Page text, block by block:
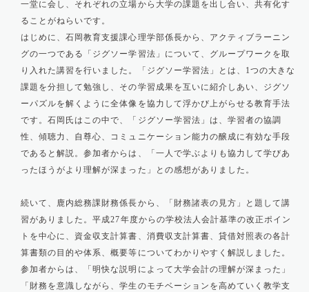
一堂に会し、それぞれの立場から大学の課題を出し合い、共有化す
ることがねらいです。
はじめに、石岡教育支援課心理学部係長から、アクティブラーニン
グの一つである「ジグソー学習法」について、グループワークを取
り入れた講習を行いました。「ジグソー学習法」とは、
1つの大きな
課題を分担して勉強し、その学習成果を互いに紹介しあい、ジグソ
ーパズルを解くように全体像を協力して浮かび上がらせる教育手法
です。石岡氏はこの中で、「ジグソー学習法」は、学習者の協調
性、傾聴力、自尊心、コミュニケーション能力の醸成に有効な手段
であると解説。参加者からは、「一人で学ぶよりも協力して学びあ
ったほうがより理解が深まった」との感想がありました。
続いて、鹿内総務課財務係長から、「財務諸表の見方」と題して講
習がありました。平成27年度からの学校法人会計基準の改正ポイン
トを中心に、資金収支計算書、消費収支計算書、貸借対照表の各計
算書類の目的や体系、概要等についてわかりやすく解説しました。
参加者からは、「明快な説明によって大学会計の理解が深まった」
「財務を意識しながら、学生のモチベーションを高めていく教学支